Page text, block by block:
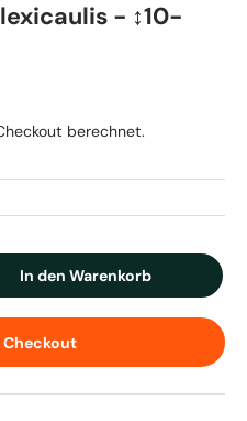
- ↕10-
berechnet.
In den Warenkorb